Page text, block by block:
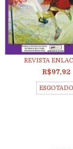
REVISTA
R$97,92
ESGOTADO